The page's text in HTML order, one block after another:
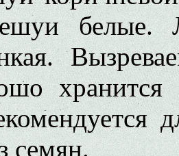
белые.
хранится
семян.